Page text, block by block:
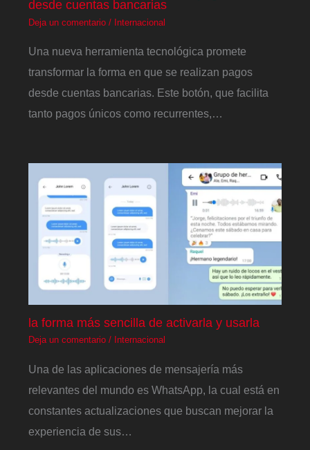
desde cuentas bancarias
Deja un comentario / Internacional
Una nueva herramienta tecnológica promete
transformar la forma en que se realizan pagos
desde cuentas bancarias. Este botón, que facilita
tanto pagos únicos como recurrentes,…
la forma más sencilla de activarla y usarla
Deja un comentario / Internacional
Una de las aplicaciones de mensajería más
relevantes del mundo es WhatsApp, la cual está en
constantes actualizaciones que buscan mejorar la
experiencia de sus…